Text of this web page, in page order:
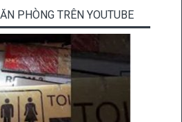
PHÒNG TRÊN YOUTUBE